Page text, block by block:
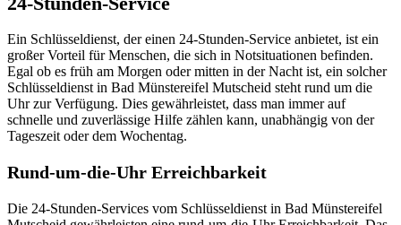
Ein Schlüsseldienst, der einen 24-Stunden-Service anbietet, ist ein
großer Vorteil für Menschen, die sich in Notsituationen befinden.​
Egal ob es früh am Morgen oder mitten in der Nacht ist, ein solcher
Schlüsseldienst in Bad Münstereifel Mutscheid steht rund um die
Uhr zur Verfügung.​ Dies gewährleistet, dass man immer auf
schnelle und zuverlässige Hilfe zählen kann, unabhängig von der
Tageszeit oder dem Wochentag.​
Rund-um-die-Uhr Erreichbarkeit
Die 24-Stunden-Services vom Schlüsseldienst in Bad Münstereifel